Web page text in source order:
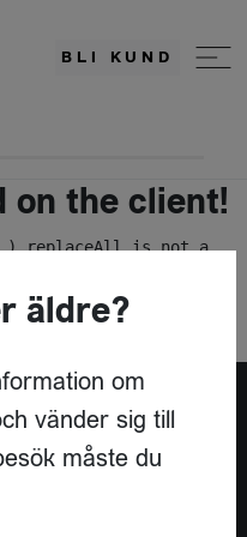
BLI KUND
the client!
is not a
äldre?
om
vänder sig till
måste du